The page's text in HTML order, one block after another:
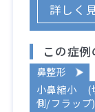
詳しく
この症
鼻整形
小鼻縮小 (
側/フラップ)